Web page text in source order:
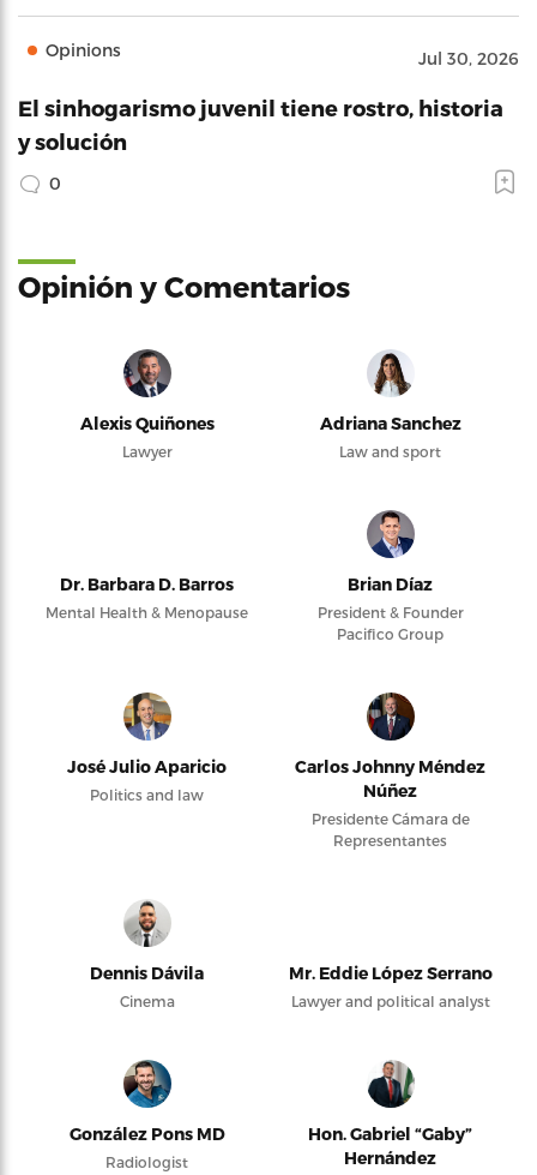
Opinions Jul 30, 2026
El sinhogarismo juvenil tiene rostro, historia
y solución
0
Opinión y Comentarios
Alexis Quiñones
Lawyer
Adriana Sanchez
Law and sport
Dr. Barbara D. Barros
Mental Health & Menopause
Brian Díaz
President & Founder
Pacifico Group
José Julio Aparicio
Politics and law
Carlos Johnny Méndez
Núñez
Presidente Cámara de
Representantes
Dennis Dávila
Cinema
Mr. Eddie López Serrano
Lawyer and political analyst
González Pons MD
Radiologist
Hon. Gabriel “Gaby”
Hernández